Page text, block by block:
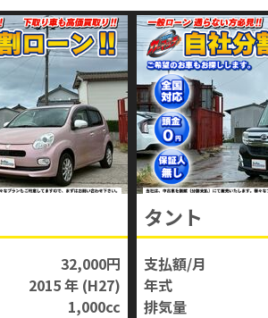
32,000円
2015 年 (H27)
1,000cc
タント
支払額/月
年式
排気量